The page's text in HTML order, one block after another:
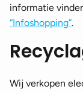
informatie
“Infoshopping”.
Wij verkopen